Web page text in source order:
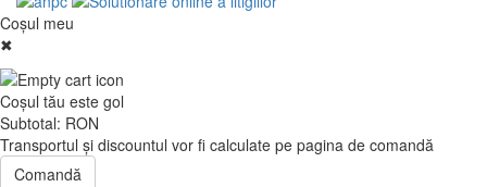
Coşul meu
✖
Coşul tău este gol
Subtotal: RON
Transportul şi discountul vor fi calculate pe pagina de comandă
Comandă